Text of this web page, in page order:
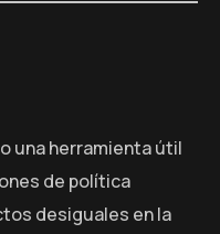
una herramienta útil
de política
desiguales en la